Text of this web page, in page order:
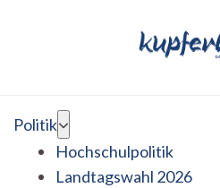
Politik
Hochschulpolitik
Landtagswahl 2026